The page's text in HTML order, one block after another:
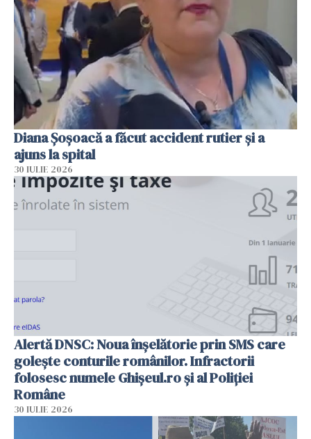
Diana Șoșoacă a făcut accident rutier și a
ajuns la spital
30 IULIE 2026
Alertă DNSC: Noua înșelătorie prin SMS care
golește conturile românilor. Infractorii
folosesc numele Ghișeul.ro și al Poliției
Române
30 IULIE 2026